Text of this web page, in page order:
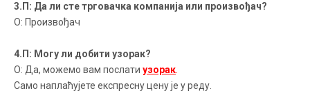
3.П: Да ли сте трговачка компанија или произвођач?
О: Произвођач
4.П: Могу ли добити узорак?
О: Да, можемо вам послати узорак
Само наплаћујете експресну цену је у реду.